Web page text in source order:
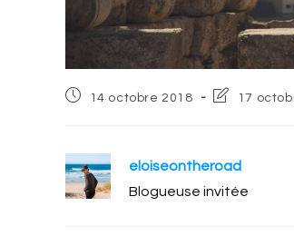
Post14 octobre 2018
Post17
eloiseontheroad
Blogueuse invitée